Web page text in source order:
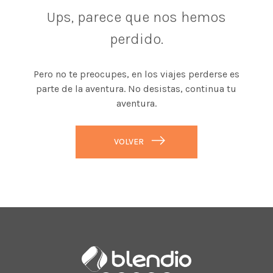
Ups, parece que nos hemos
perdido.
Pero no te preocupes, en los viajes perderse es
parte de la aventura. No desistas, continua tu
aventura.
VOLVER